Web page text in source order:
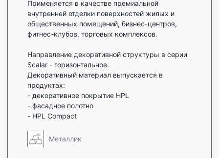
Применяется в качестве премиальной
внутренней отделки поверхностей жилых и
общественных помещений, бизнес-центров,
фитнес-клубов, торговых комплексов.
Направление декоративной структуры в серии
Scalar - горизонтальное.
Декоративный материал выпускается в
продуктах:
- декоративное покрытие HPL
- фасадное полотно
- HPL Compact
Металлик